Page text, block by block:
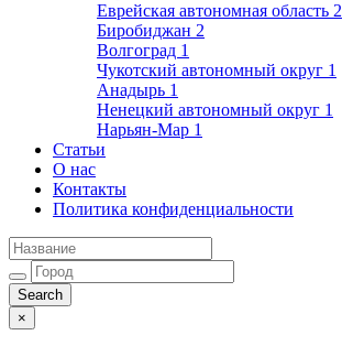
Еврейская автономная область 2
Биробиджан 2
Волгоград 1
Чукотский автономный округ 1
Анадырь 1
Ненецкий автономный округ 1
Нарьян-Мар 1
Статьи
О нас
Контакты
Политика конфиденциальности
×